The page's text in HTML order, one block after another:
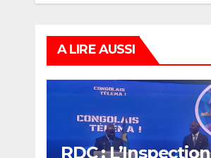
A LIRE AUSSI
RDC : L’Inspection